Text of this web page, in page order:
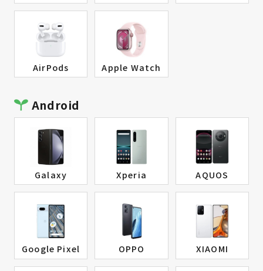
AirPods Apple Watch
Android
Galaxy Xperia AQUOS
Google Pixel OPPO XIAOMI